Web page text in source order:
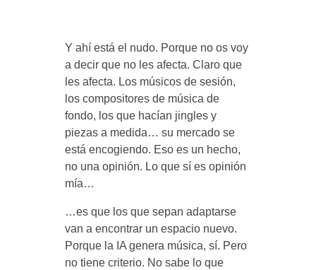
Y ahí está el nudo. Porque no os voy
a decir que no les afecta. Claro que
les afecta. Los músicos de sesión,
los compositores de música de
fondo, los que hacían jingles y
piezas a medida… su mercado se
está encogiendo. Eso es un hecho,
no una opinión. Lo que sí es opinión
mía…
…es que los que sepan adaptarse
van a encontrar un espacio nuevo.
Porque la IA genera música, sí. Pero
no tiene criterio. No sabe lo que